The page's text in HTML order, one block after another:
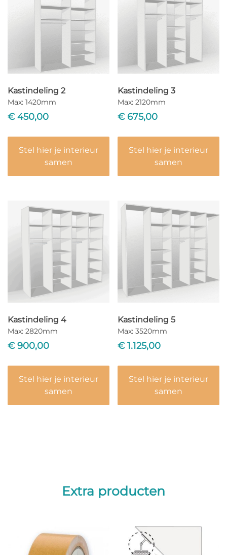
Kastindeling 2
Max: 1420mm
€450,00
Stel hier je interieur
samen
Kastindeling 3
Max: 2120mm
€675,00
Stel hier je interieur
samen
Kastindeling 4
Max: 2820mm
€900,00
Stel hier je interieur
samen
Kastindeling 5
Max: 3520mm
€1.125,00
Stel hier je interieur
samen
Extra producten